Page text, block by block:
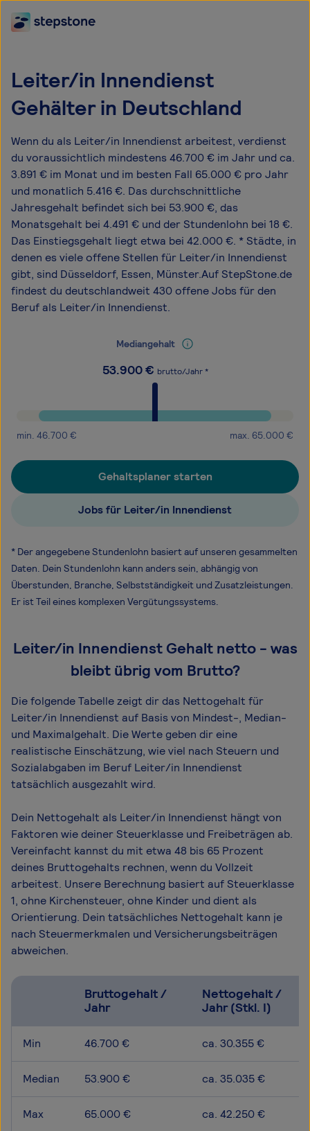
Leiter/in Innendienst
Gehälter in Deutschland
Wenn du als Leiter/in Innendienst arbeitest, verdienst
du voraussichtlich mindestens 46.700 € im Jahr und ca.
3.891 € im Monat und im besten Fall 65.000 € pro Jahr
und monatlich 5.416 €. Das durchschnittliche
Jahresgehalt befindet sich bei 53.900 €, das
Monatsgehalt bei 4.491 € und der Stundenlohn bei 18 €.
Das Einstiegsgehalt liegt etwa bei 42.000 €. * Städte, in
denen es viele offene Stellen für Leiter/in Innendienst
gibt, sind Düsseldorf, Essen, Münster.Auf StepStone.de
findest du deutschlandweit 430 offene Jobs für den
Beruf als Leiter/in Innendienst.
Mediangehalt
53.900€ brutto/Jahr *
min. 46.700 € max. 65.000 €
Gehaltsplaner starten
Jobs für Leiter/in Innendienst
* Der angegebene Stundenlohn basiert auf unseren gesammelten
Daten. Dein Stundenlohn kann anders sein, abhängig von
Überstunden, Branche, Selbstständigkeit und Zusatzleistungen.
Er ist Teil eines komplexen Vergütungssystems.
Leiter/in Innendienst Gehalt netto - was
bleibt übrig vom Brutto?
Die folgende Tabelle zeigt dir das Netto­gehalt für
Leiter/in Innendienst auf Basis von Mindest-, Median-
und Maximal­gehalt. Die Werte geben dir eine
realistische Einschätzung, wie viel nach Steuern und
Sozialabgaben im Beruf Leiter/in Innendienst
tatsächlich ausgezahlt wird.
Dein Nettogehalt als Leiter/in Innendienst hängt von
Faktoren wie deiner Steuerklasse und Freibeträgen ab.
Vereinfacht kannst du mit etwa 48 bis 65 Prozent
deines Bruttogehalts rechnen, wenn du Vollzeit
arbeitest. Unsere Berechnung basiert auf Steuerklasse
1, ohne Kirchensteuer, ohne Kinder und dient als
Orientierung. Dein tatsächliches Nettogehalt kann je
nach Steuermerkmalen und Versicherungsbeiträgen
abweichen.
Bruttogehalt /
Jahr
Nettogehalt /
Jahr (Stkl. I)
Min 46.700 € ca. 30.355 €
Median 53.900 € ca. 35.035 €
Max 65.000 € ca. 42.250 €